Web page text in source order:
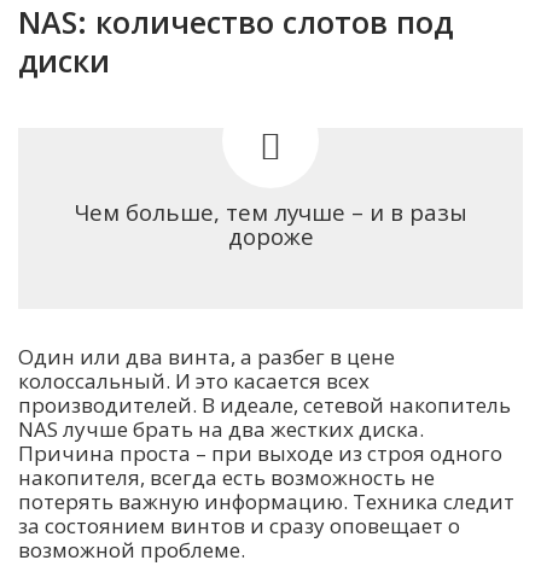
NAS: количество слотов под
диски
Чем больше, тем лучше – и в разы
дороже
Один или два винта, а разбег в цене
колоссальный. И это касается всех
производителей. В идеале, сетевой накопитель
NAS лучше брать на два жестких диска.
Причина проста – при выходе из строя одного
накопителя, всегда есть возможность не
потерять важную информацию. Техника следит
за состоянием винтов и сразу оповещает о
возможной проблеме.